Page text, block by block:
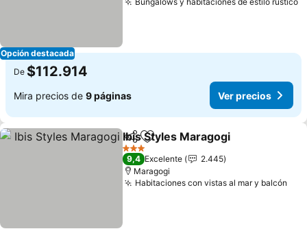
Opción destacada
De $112.914
Mira precios de 9 páginas Ver precios
CompartirAgregar a favoritos
Ibis Styles Maragogi
3 Estrellas
9,4 Excelente
2.445
Maragogi
Habitaciones con vistas al mar y balcón